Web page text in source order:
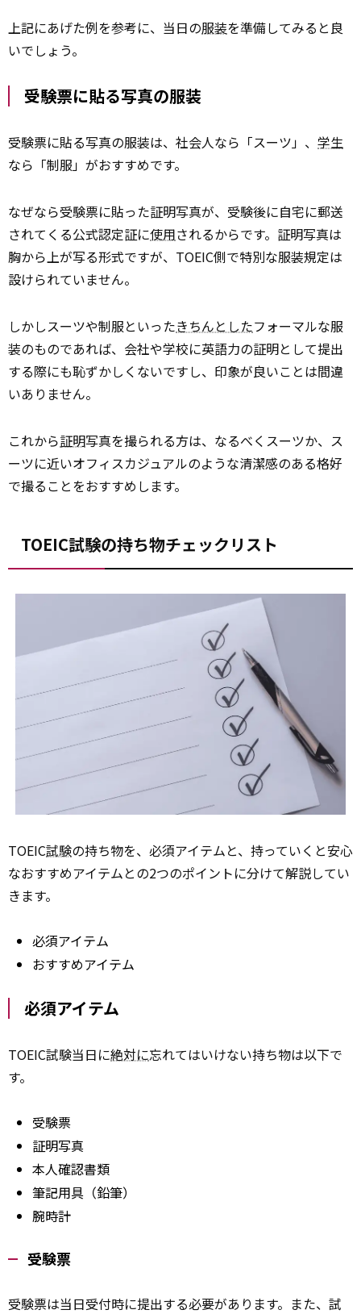
上記にあげた例を参考に、当日の服装を準備してみると良
いでしょう。
受験票に貼る写真の服装
受験票に貼る写真の服装は、社会人なら「スーツ」、 学生
なら「制服」がおすすめです。
なぜなら受験票に貼った証明写真が、受験後に自宅に郵送
されてくる公式認定証に使用されるからです。証明写真は
胸から上が写る形式ですが、TOEIC側で特別な服装規定は
設けられていません。
しかしスーツや制服といったきちんとしたフォーマルな服
装のものであれば、会社や学校に英語力の証明として提出
する際にも恥ずかしくないですし、印象が良いことは間違
いありません。
これから証明写真を撮られる方は、なるべくスーツか、ス
ーツに近いオフィスカジュアルのような清潔感のある格好
で撮ることをおすすめします。
TOEIC試験の持ち物チェックリスト
TOEIC試験の持ち物を、必須アイテムと、持っていくと安心
なおすすめアイテムとの2つのポイントに分けて解説してい
きます。
必須アイテム
おすすめアイテム
必須アイテム
TOEIC試験当日に絶対に忘れてはいけない持ち物は以下で
す。
受験票
証明写真
本人確認書類
筆記用具（鉛筆）
腕時計
受験票
受験票は当日受付時に提出する必要があります。また、試